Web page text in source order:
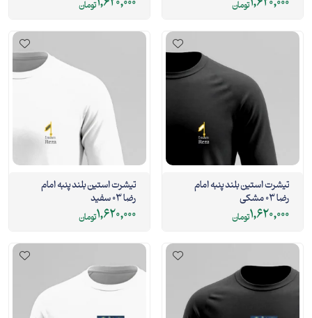
تومان تومان
تیشرت استین بلند پنبه امام
رضا 03 مشکی
1,620,000تومان
تیشرت استین بلند پنبه امام
رضا 03 سفید
1,620,000تومان